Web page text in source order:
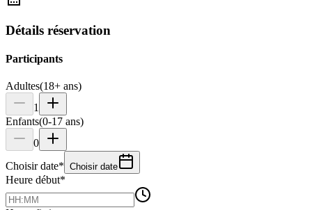
Détails réservation
Participants
Adultes(18+ ans)
1
Enfants(0-17 ans)
0
Choisir date* Choisir date
Heure début*